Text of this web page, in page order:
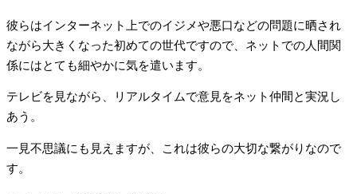
彼らはインターネット上でのイジメや悪口などの問題に晒され
ながら大きくなった初めての世代ですので、ネットでの人間関
係にはとても細やかに気を遣います。
テレビを見ながら、リアルタイムで意見をネット仲間と実況し
あう。
一見不思議にも見えますが、これは彼らの大切な繋がりなので
す。